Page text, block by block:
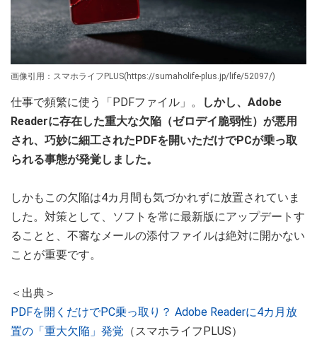
画像引用：スマホライフPLUS(https://sumaholife-plus.jp/life/52097/)
仕事で頻繁に使う「PDFファイル」。
しかし、Adobe
Readerに存在した重大な欠陥（ゼロデイ脆弱性）が悪用
され、巧妙に細工されたPDFを開いただけでPCが乗っ取
られる事態が発覚しました。
しかもこの欠陥は4カ月間も気づかれずに放置されていま
した。対策として、ソフトを常に最新版にアップデートす
ることと、不審なメールの添付ファイルは絶対に開かない
ことが重要です。
＜出典＞
PDFを開くだけでPC乗っ取り？ Adobe Readerに4カ月放
置の「重大欠陥」発覚 （スマホライフPLUS）